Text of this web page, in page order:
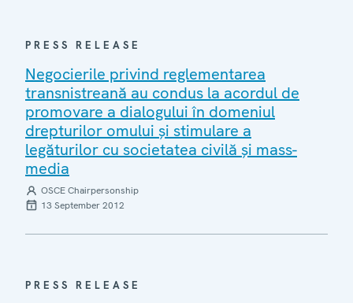
PRESS RELEASE
Negocierile privind reglementarea
transnistreană au condus la acordul de
promovare a dialogului în domeniul
drepturilor omului şi stimulare a
legăturilor cu societatea civilă şi mass-
media
OSCE Chairpersonship
13 September 2012
PRESS RELEASE